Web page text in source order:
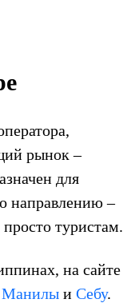
рынок –
для
направлению –
туристам.
на сайте
Манилы и Себу.